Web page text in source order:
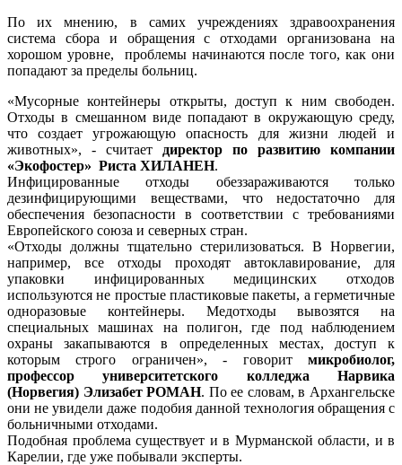
По их мнению, в самих учреждениях здравоохранения
система сбора и обращения с отходами организована на
хорошом уровне, проблемы начинаются после того, как они
попадают за пределы больниц.
«Мусорные контейнеры открыты, доступ к ним свободен.
Отходы в смешанном виде попадают в окружающую среду,
что создает угрожающую опасность для жизни людей и
животных», - считает директор по развитию компании
«Экофостер» Риста ХИЛАНЕН.
Инфицированные отходы обеззараживаются только
дезинфицирующими веществами, что недостаточно для
обеспечения безопасности в соответствии с требованиями
Европейского союза и северных стран.
«Отходы должны тщательно стерилизоваться. В Норвегии,
например, все отходы проходят автоклавирование, для
упаковки инфицированных медицинских отходов
используются не простые пластиковые пакеты, а герметичные
одноразовые контейнеры. Медотходы вывозятся на
специальных машинах на полигон, где под наблюдением
охраны закапываются в определенных местах, доступ к
которым строго ограничен», - говорит микробиолог,
профессор университетского колледжа Нарвика
(Норвегия) Элизабет РОМАН. По ее словам, в Архангельске
они не увидели даже подобия данной технология обращения с
больничными отходами.
Подобная проблема существует и в Мурманской области, и в
Карелии, где уже побывали эксперты.